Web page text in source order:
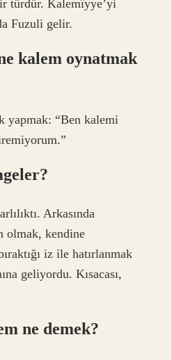
türdür. Kalemîyye’yi
Fuzuli gelir.
kalem oynatmak
yapmak: “Ben kalemi
Arkasında
olmak, kendine
iz ile hatırlanmak
geliyordu. Kısacası,
ne demek?